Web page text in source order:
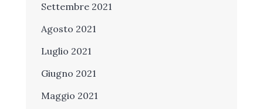
Settembre 2021
Agosto 2021
Luglio 2021
Giugno 2021
Maggio 2021